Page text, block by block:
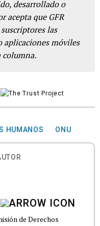
desarrollado o
acepta que GFR
las
aplicaciones móviles
columna.
HUMANOS ONU
de Derechos